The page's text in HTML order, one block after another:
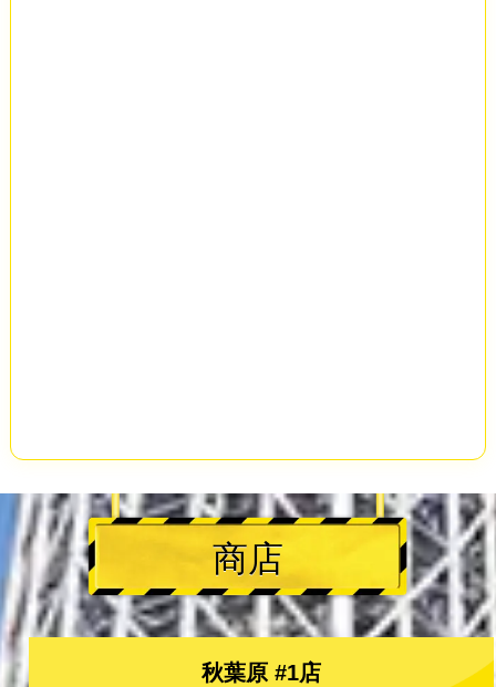
商店
秋葉原 #1店